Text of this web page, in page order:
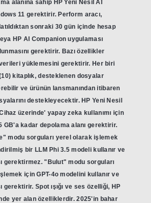
alanına sahip HP Yeni Nesil AI
11 gerektirir. Perform aracı,
sonraki 30 gün içinde hesap
HP AI Companion uygulaması
gerektirir. Bazı özellikler
yüklemesini gerektirir. Her biri
kitaplık, desteklenen dosyalar
ve ürünün lansmanından itibaren
destekleyecektir. HP Yeni Nesil
üzerinde' yapay zeka kullanımı için
GB'a kadar depolama alanı gerektirir.
modu sorguları yerel olarak işlemek
bir LLM Phi 3.5 modeli kullanır ve
gerektirmez. "Bulut" modu sorguları
için GPT-4o modelini kullanır ve
gerektirir. Spot ışığı ve ses özelliği, HP
yer alan özelliklerdir. 2025'in bahar